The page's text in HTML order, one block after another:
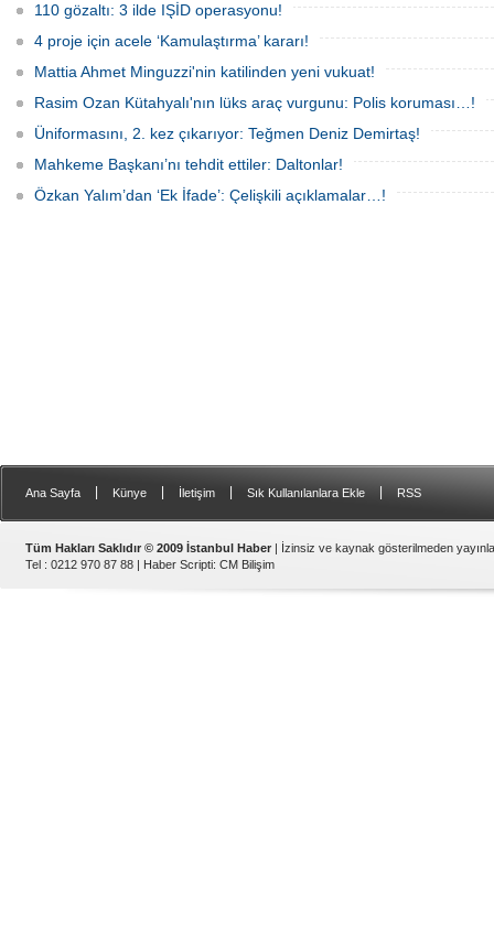
110 gözaltı: 3 ilde IŞİD operasyonu!
4 proje için acele ‘Kamulaştırma’ kararı!
Mattia Ahmet Minguzzi'nin katilinden yeni vukuat!
Rasim Ozan Kütahyalı'nın lüks araç vurgunu: Polis koruması…!
Üniformasını, 2. kez çıkarıyor: Teğmen Deniz Demirtaş!
Mahkeme Başkanı’nı tehdit ettiler: Daltonlar!
Özkan Yalım’dan ‘Ek İfade’: Çelişkili açıklamalar…!
Ana Sayfa Künye İletişim Sık Kullanılanlara Ekle RSS
Tüm Hakları Saklıdır © 2009 İstanbul Haber | İzinsiz ve kaynak gösterilmeden
Tel : 0212 970 87 88 | Haber Scripti: CM Bilişim